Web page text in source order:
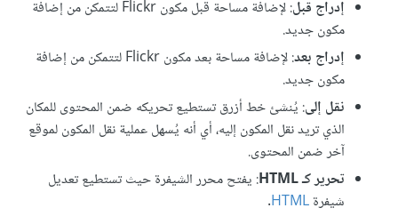
إدراج قبل
: لإضافة مساحة قبل مكون Flickr لتتمكن من إضافة
مكون جديد.
إدراج بعد
: لإضافة مساحة بعد مكون Flickr لتتمكن من إضافة
مكون جديد.
نقل إلى: يُنشئ خط أزرق تستطيع تحريكه ضمن المحتوى للمكان
الذي تريد نقل المكون إليه، أي أنه يُسهل عملية نقل المكون لموقع
آخر ضمن المحتوى.
تحرير كـ HTML
: يفتح محرر الشيفرة حيث تستطيع تعديل
شيفرةHTML
.